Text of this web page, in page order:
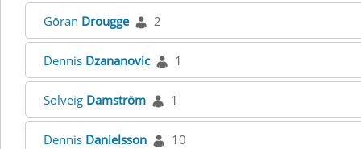
Göran Drougge 2
Dennis Dzananovic 1
Solveig Damström 1
Dennis Danielsson 10